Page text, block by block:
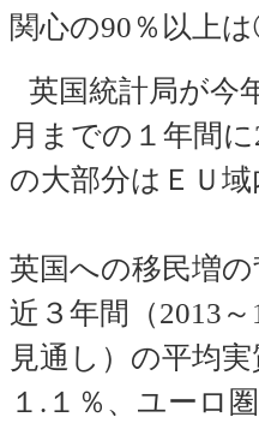
関心の90 ％以上
英国統計局が今
月までの１年間に
の大部分はＥＵ
英国への移民増
近３年間（2013 ～
見通し）の平均
１ . １％、ユーロ